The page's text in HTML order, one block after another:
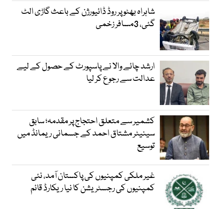
شاہراہ بھٹو پر روڈ ڈائیورژن کے باعث گاڑی الٹ
گئی، 3مسافر زخمی
ارشد چائے والا نے پاسپورٹ کے حصول کے لیے
عدالت سے رجوع کر لیا
کشمیر سے متعلق احتجاج پر مقدمہ؛ سابق
سینیٹر مشتاق احمد کے جسمانی ریمانڈ میں
توسیع
غیر ملکی کمپنیوں کی پاکستان آمد، نئی
کمپنیوں کی رجسٹریشن کا نیا ریکارڈ قائم